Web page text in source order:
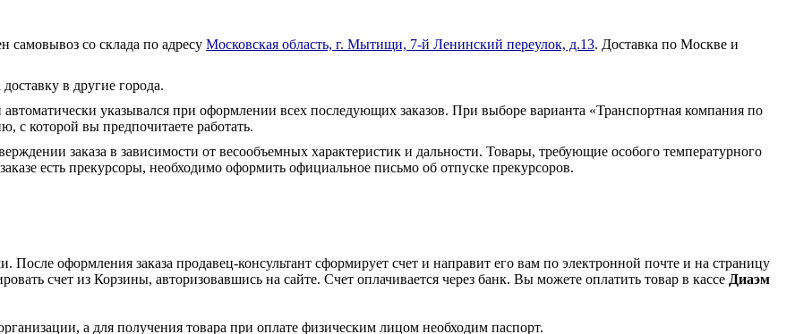
самовывоз со склада по адресу Московская область, г. Мытищи, 7-й Ленинский переулок, д.13. Доставка по Москве и
в другие города.
указывался при оформлении всех последующих заказов. При выборе варианта «Транспортная компания по
с которой вы предпочитаете работать.
заказа в зависимости от весообъемных характеристик и дальности. Товары, требующие особого температурного
есть прекурсоры, необходимо оформить официальное письмо об отпуске прекурсоров.
оформления заказа продавец-консультант сформирует счет и направит его вам по электронной почте и на страницу
счет из Корзины, авторизовавшись на сайте. Счет оплачивается через банк. Вы можете оплатить товар в кассе Диаэм
а для получения товара при оплате физическим лицом необходим паспорт.